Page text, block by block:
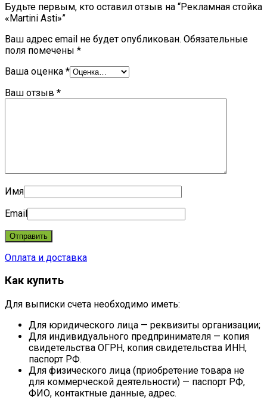
Будьте первым, кто оставил отзыв на “Рекламная стойка
«Martini Asti»”
Ваш адрес email не будет опубликован. Обязательные
поля помечены *
Ваша оценка *
Ваш отзыв *
Имя
Email
Оплата и доставка
Как купить
Для выписки счета необходимо иметь:
Для юридического лица — реквизиты организации;
Для индивидуального предпринимателя — копия
свидетельства ОГРН, копия свидетельства ИНН,
паспорт РФ.
Для физического лица (приобретение товара не
для коммерческой деятельности) — паспорт РФ,
ФИО, контактные данные, адрес.